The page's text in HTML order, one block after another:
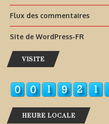
Flux des commentaires
Site de WordPress-FR
VISITE
HEURE LOCALE